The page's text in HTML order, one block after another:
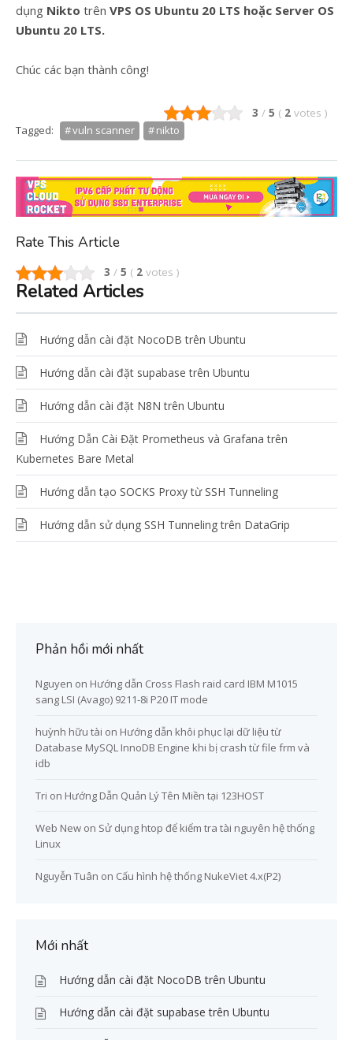
dụng Nikto trên VPS OS Ubuntu 20 LTS hoặc Server OS
Ubuntu 20 LTS.
Chúc các bạn thành công!
3 / 5 ( 2 votes )
Tagged:
vuln scanner nikto
Rate This Article
3 / 5 ( 2 votes )
Related Articles
Hướng dẫn cài đặt NocoDB trên Ubuntu
Hướng dẫn cài đặt supabase trên Ubuntu
Hướng dẫn cài đặt N8N trên Ubuntu
Hướng Dẫn Cài Đặt Prometheus và Grafana trên
Kubernetes Bare Metal
Hướng dẫn tạo SOCKS Proxy từ SSH Tunneling
Hướng dẫn sử dụng SSH Tunneling trên DataGrip
Phản hồi mới nhất
Nguyen on Hướng dẫn Cross Flash raid card IBM M1015
sang LSI (Avago) 9211-8i P20 IT mode
huỳnh hữu tài on Hướng dẫn khôi phục lại dữ liệu từ
Database MySQL InnoDB Engine khi bị crash từ file frm và
idb
Tri on Hướng Dẫn Quản Lý Tên Miền tại 123HOST
Web New on Sử dụng htop để kiểm tra tài nguyên hệ thống
Linux
Nguyễn Tuân on Cấu hình hệ thống NukeViet 4.x(P2)
Mới nhất
Hướng dẫn cài đặt NocoDB trên Ubuntu
Hướng dẫn cài đặt supabase trên Ubuntu